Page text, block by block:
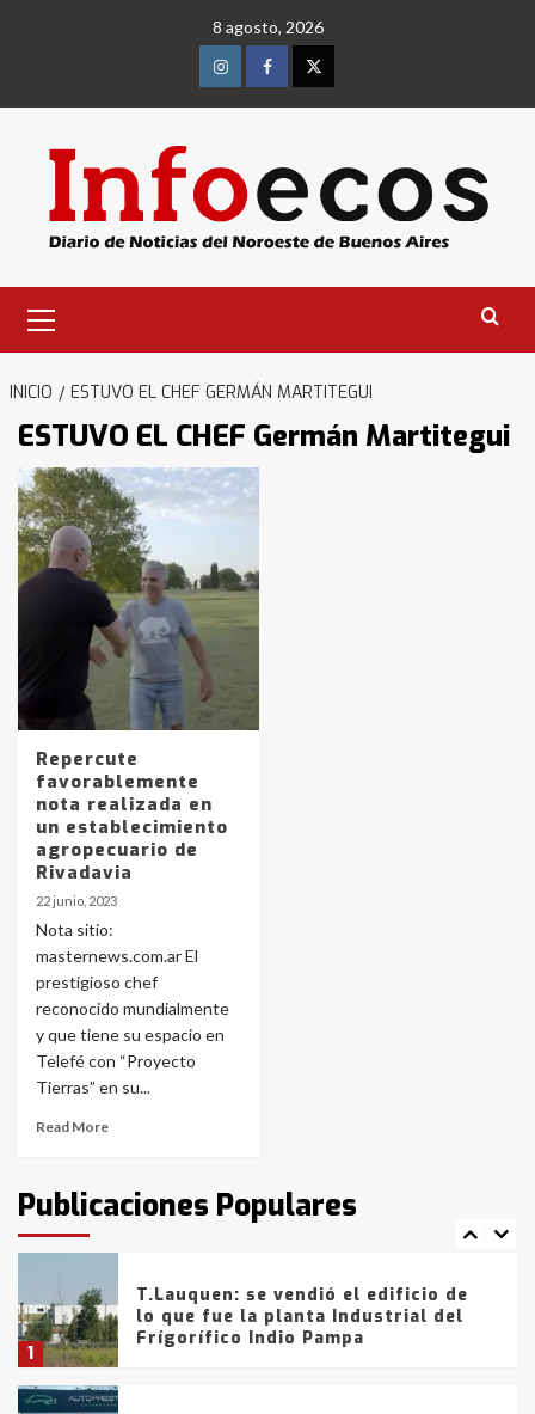
8 agosto, 2026
InstagramFacebookTwitter
primario
INICIO ESTUVO EL CHEF GERMÁN MARTITEGUI
ESTUVO EL CHEF Germán Martitegui
Repercute
favorablemente
nota realizada en
un establecimiento
agropecuario de
Rivadavia
22 junio, 2023
Nota sitio:
masternews.com.ar El
prestigioso chef
reconocido mundialmente
y que tiene su espacio en
Telefé con “Proyecto
Tierras” en su...
Read More
Publicaciones Populares
3
Identidad de los adolescentes
pampeanos que fueron
protagonistas del fatal accidente
en la mañana del lunes
4
Accidente en Ruta 5: falleció un
joven de Trenque Lauquen
5
6
La Bolsa de Cereales de Bahía
Blanca anticipa que Agosto vendrá
con lluvias y heladas, en gran parte
de la provincia
fueron detenidos por
comercialización de drogas en la
tarde del sábado
1
T.Lauquen: se vendió el edificio de
lo que fue la planta Industrial del
Frígorífico Indio Pampa